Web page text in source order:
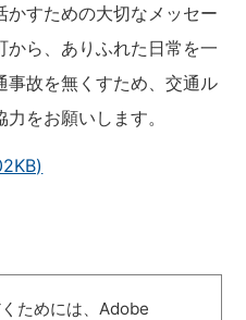
すための大切なメッセー
から、ありふれた日常を一
事故を無くすため、交通ル
をお願いします。
ためには、Adobe